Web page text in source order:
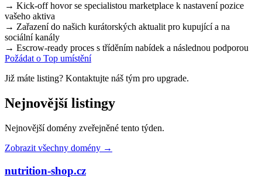
→ Kick-off hovor se specialistou marketplace k nastavení pozice
vašeho aktiva
→ Zařazení do našich kurátorských aktualit pro kupující a na
sociální kanály
→ Escrow-ready proces s tříděním nabídek a následnou podporou
Požádat o Top umístění
Již máte listing? Kontaktujte náš tým pro upgrade.
Nejnovější listingy
Nejnovější domény zveřejněné tento týden.
Zobrazit všechny domény →
nutrition-shop.cz